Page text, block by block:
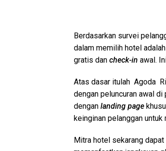
Berdasarkan survei
dalam memilih hotel
gratis dan check-in awal.
Atas dasar itulah Agoda
dengan peluncuran awal
dengan landing page
keinginan pelanggan
Mitra hotel sekarang